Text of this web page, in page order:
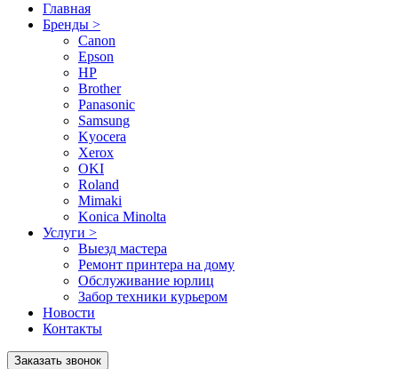
Главная
Бренды >
Canon
Epson
HP
Brother
Panasonic
Samsung
Kyocera
Xerox
OKI
Roland
Mimaki
Konica Minolta
Услуги >
Выезд мастера
Ремонт принтера на дому
Обслуживание юрлиц
Забор техники курьером
Новости
Контакты
Заказать звонок